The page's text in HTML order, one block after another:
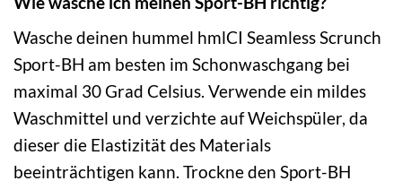
Wasche deinen hummel hmlCI Seamless Scrunch
Sport-BH am besten im Schonwaschgang bei
maximal 30 Grad Celsius. Verwende ein mildes
Waschmittel und verzichte auf Weichspüler, da
dieser die Elastizität des Materials
beeinträchtigen kann. Trockne den Sport-BH